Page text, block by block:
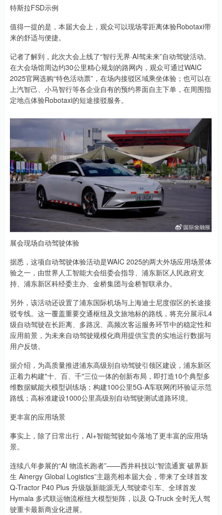
特斯拉FSD示例
值得一提的是，本届大会上，观众可以现场零距离体验Robotaxi带
来的舒适与便捷。
记者了解到，此次大会上线了“智行无界·AI驾未来”自动驾驶活动。
在大会场馆周边约30公里精心规划的路网内，观众可通过WAIC
2025官网选购“特色活动票”，在场内接驳区域乘坐体验；也可以在
上汽智己、小马智行等各企业自有的预约界面自主下单，在周围指
定地点体验Robotaxi的短途接驳服务。
展会现场自动驾驶体验
据悉，这项自动驾驶体验活动是WAIC 2025的两大外场应用场景体
验之一，由世界人工智能大会组委会指导、浦东新区人民政府支
持、浦东新区科经委主办、金桥集团与金桥智联承办。
另外，该活动还设置了浦东国际机场与上海迪士尼度假区的长途接
驳专线。这一覆盖重要交通枢纽及文旅地标的路线，将充分展示L4
级自动驾驶在长距离、多路况、高频次客运服务环节中的稳定性和
应用前景，为未来自动驾驶规模化商用提供宝贵的实地运行数据与
用户反馈。
据介绍，为高质量推进浦东高级别自动驾驶引领区建设，浦东新区
正着力构建"十、百、千"三位一体的创新布局，即打造10个典型多
维数据赋能大模型训练场；构建100公里5G-A车联网闭环验证示范
路线；高标准建设1000公里高级别自动驾驶测试道路环境。
更丰富的应用场景
事实上，除了日常出行，AI+智能驾驶如今落地了更丰富的应用场
景。
连续八年参展的“AI 物流长跑者”——西井科技以“智流通寰 破界新
生 Ainergy Global Logistics”主题亮相本届大会，带来了全球首发
Q-Tractor P40 Plus 升级版新能源无人驾驶牵引车、全球首发
Hymala 多式联运物流枢纽大模型矩阵，以及 Q-Truck 全时无人驾
驶重卡最新商业化进展。